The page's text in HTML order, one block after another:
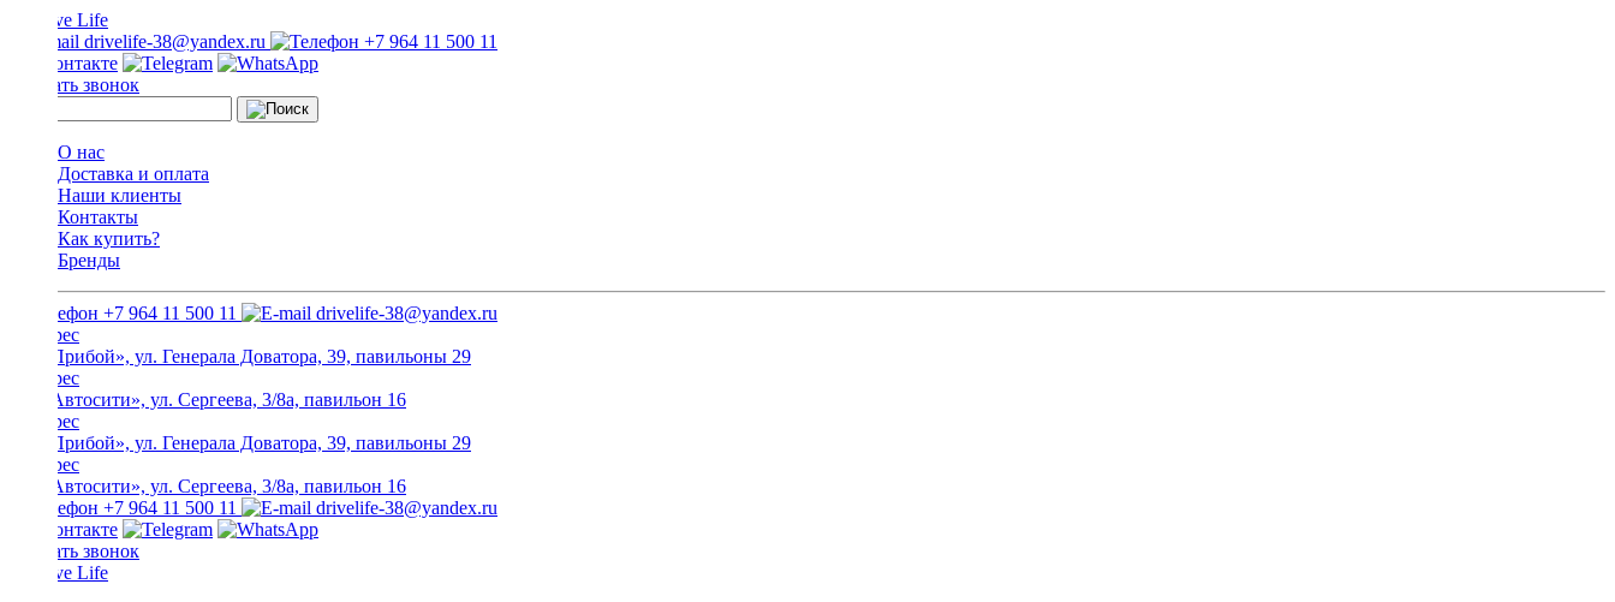
drivelife-38@yandex.ru +7 964 11 500 11
Заказать звонок
О нас
Доставка и оплата
Наши клиенты
Контакты
Как купить?
Бренды
+7 964 11 500 11 drivelife-38@yandex.ru
ТЦ «Прибой», ул. Генерала Доватора, 39, павильоны 29
ТЦ «Автосити», ул. Сергеева, 3/8а, павильон 16
ТЦ «Прибой», ул. Генерала Доватора, 39, павильоны 29
ТЦ «Автосити», ул. Сергеева, 3/8а, павильон 16
+7 964 11 500 11
drivelife-38@yandex.ru
Заказать звонок